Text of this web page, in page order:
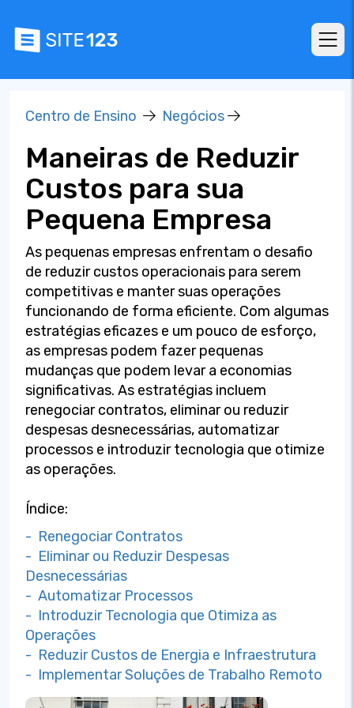
Centro de Ensino Negócios
Maneiras de Reduzir
Custos para sua
Pequena Empresa
As pequenas empresas enfrentam o desafio
de reduzir custos operacionais para serem
competitivas e manter suas operações
funcionando de forma eficiente. Com algumas
estratégias eficazes e um pouco de esforço,
as empresas podem fazer pequenas
mudanças que podem levar a economias
significativas. As estratégias incluem
renegociar contratos, eliminar ou reduzir
despesas desnecessárias, automatizar
processos e introduzir tecnologia que otimize
as operações.
Índice:
- Renegociar Contratos
- Eliminar ou Reduzir Despesas
Desnecessárias
- Automatizar Processos
- Introduzir Tecnologia que Otimiza as
Operações
- Reduzir Custos de Energia e Infraestrutura
- Implementar Soluções de Trabalho Remoto